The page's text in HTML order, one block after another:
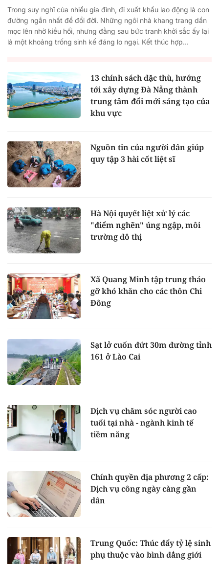
Trong suy nghĩ của nhiều gia đình, đi xuất khẩu lao động là con
đường ngắn nhất để đổi đời. Những ngôi nhà khang trang dần
mọc lên nhờ kiều hối, nhưng đằng sau bức tranh khởi sắc ấy lại
là một khoảng trống sinh kế đáng lo ngại. Kết thúc hợp...
13 chính sách đặc thù, hướng
tới xây dựng Đà Nẵng thành
trung tâm đổi mới sáng tạo của
khu vực
Nguồn tin của người dân giúp
quy tập 3 hài cốt liệt sĩ
Hà Nội quyết liệt xử lý các
"điểm nghẽn" úng ngập, môi
trường đô thị
Xã Quang Minh tập trung tháo
gỡ khó khăn cho các thôn Chi
Đông
Sạt lở cuốn đứt 30m đường tỉnh
161 ở Lào Cai
Dịch vụ chăm sóc người cao
tuổi tại nhà - ngành kinh tế
tiềm năng
Chính quyền địa phương 2 cấp:
Dịch vụ công ngày càng gần
dân
Trung Quốc: Thúc đẩy tỷ lệ sinh
phụ thuộc vào bình đẳng giới